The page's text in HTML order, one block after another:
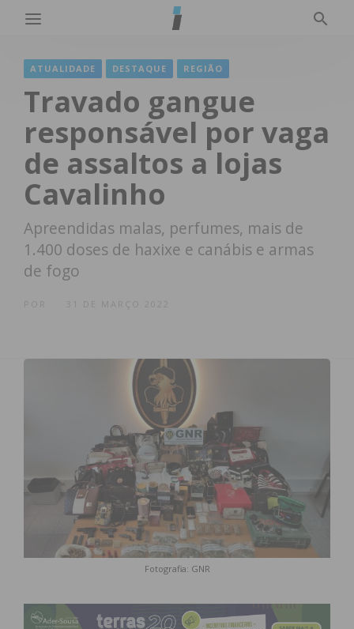
ATUALIDADE DESTAQUE REGIÃO
Travado gangue
responsável por vaga
de assaltos a lojas
Cavalinho
Apreendidas malas, perfumes, mais de
1.400 doses de haxixe e canábis e armas
de fogo
31 DE MARÇO 2022
Fotografia: GNR